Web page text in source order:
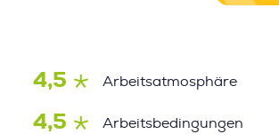
4,5 Arbeitsatmosphäre
4,5 Arbeitsbedingungen